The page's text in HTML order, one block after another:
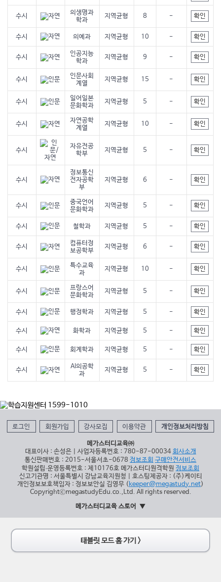
수시
의생명과
학과
지역균형 8 - 확인
수시 의예과 지역균형 10 - 확인
수시
인공지능
학과
지역균형 9 - 확인
수시
인문사회
계열
지역균형 15 - 확인
수시
일어일본
문화학과
지역균형 5 - 확인
수시
자연공학
계열
지역균형 10 - 확인
수시
자유전공
학부
지역균형 5 - 확인
수시
정보통신
전자공학
부
지역균형 6 - 확인
수시
중국언어
문화학과
지역균형 5 - 확인
수시 철학과 지역균형 5 - 확인
수시
컴퓨터정
보공학부
지역균형 6 - 확인
수시
특수교육
과
지역균형 10 - 확인
수시
프랑스어
문화학과
지역균형 5 - 확인
수시 행정학과 지역균형 5 - 확인
수시 화학과 지역균형 5 - 확인
수시 회계학과 지역균형 5 - 확인
수시
AI의공학
과
지역균형 5 - 확인
로그인 회원가입 강사모집 이용약관 개인정보처리방침
메가스터디교육㈜
대표이사 : 손성은 | 사업자등록번호 : 780-87-00034 회사소개
통신판매번호 : 2015-서울서초-0678 정보조회 구매안전서비스
학원설립∙운영등록번호 : 제10176호 메가스터디원격학원 정보조회
신고기관명 : 서울특별시 강남교육지원청 | 호스팅제공자 : (주)케이티
개인정보보호책임자 : 정보보안실 김영무 ( keeper@megastudy.net)
CopyrightⓒmegastudyEdu.co.,Ltd. All rights reserved.
메가스터디교육 스토어
태블릿 모드 홈 가기 >